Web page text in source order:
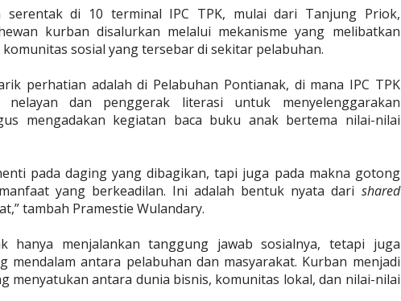
serentak di 10 terminal IPC TPK, mulai dari Tanjung Priok,
kurban disalurkan melalui mekanisme yang melibatkan
sosial yang tersebar di sekitar pelabuhan.
perhatian adalah di Pelabuhan Pontianak, di mana IPC TPK
dan penggerak literasi untuk menyelenggarakan
mengadakan kegiatan baca buku anak bertema nilai-nilai
pada daging yang dibagikan, tapi juga pada makna gotong
yang berkeadilan. Ini adalah bentuk nyata dari shared
tambah Pramestie Wulandary.
hanya menjalankan tanggung jawab sosialnya, tetapi juga
mendalam antara pelabuhan dan masyarakat. Kurban menjadi
menyatukan antara dunia bisnis, komunitas lokal, dan nilai-nilai